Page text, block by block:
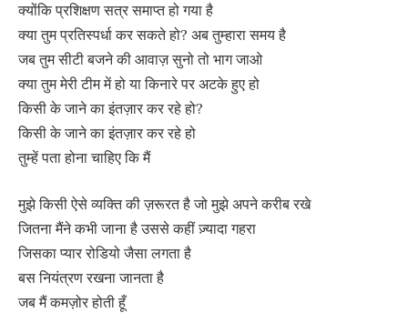
क्योंकि प्रशिक्षण सत्र समाप्त हो गया है
क्या तुम प्रतिस्पर्धा कर सकते हो? अब तुम्हारा समय है
जब तुम सीटी बजने की आवाज़ सुनो तो भाग जाओ
क्या तुम मेरी टीम में हो या किनारे पर अटके हुए हो
किसी के जाने का इंतज़ार कर रहे हो?
किसी के जाने का इंतज़ार कर रहे हो
तुम्हें पता होना चाहिए कि मैं
मुझे किसी ऐसे व्यक्ति की ज़रूरत है जो मुझे अपने करीब रखे
जितना मैंने कभी जाना है उससे कहीं ज़्यादा गहरा
जिसका प्यार रोडियो जैसा लगता है
बस नियंत्रण रखना जानता है
जब मैं कमज़ोर होती हूँ